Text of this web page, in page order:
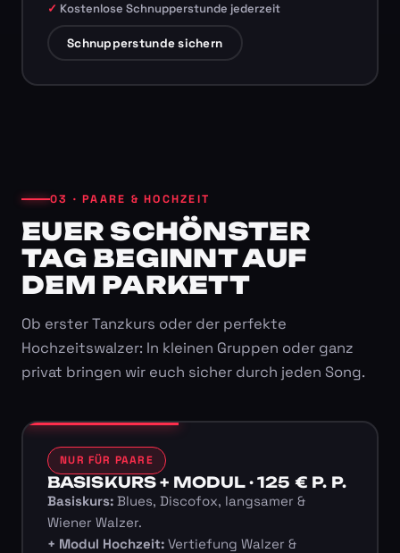
Kostenlose Schnupperstunde jederzeit
Schnupperstunde sichern
03 · PAARE & HOCHZEIT
EUER SCHÖNSTER
TAG BEGINNT AUF
DEM PARKETT
Ob erster Tanzkurs oder der perfekte
Hochzeitswalzer: In kleinen Gruppen oder ganz
privat bringen wir euch sicher durch jeden Song.
NUR FÜR PAARE
BASISKURS + MODUL · 125 € P. P.
Basiskurs:Blues, Discofox, langsamer &
Wiener Walzer.
+ Modul Hochzeit:Vertiefung Walzer &